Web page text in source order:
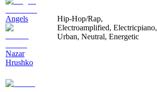
Angels
Nazar
Hrushko
Hip-Hop/Rap,
Electroamplified, Electricpiano,
Urban, Neutral, Energetic